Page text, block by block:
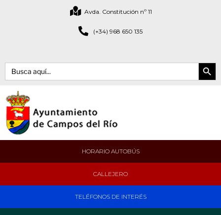
Avda. Constitución nº 11
(+34) 968 650 135
Buscar: Botón de
HORARIO AUTOBÚS
CALLEJERO
TELÉFONOS DE INTERÉS